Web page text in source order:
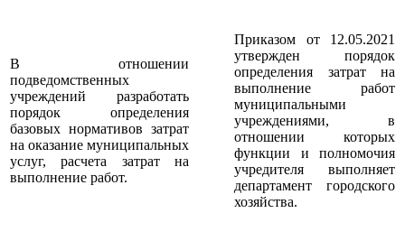
В отношении
подведомственных
учреждений разработать
порядок определения
базовых нормативов затрат
на оказание муниципальных
услуг, расчета затрат на
выполнение работ.
Приказом от 12.05.2021
утвержден порядок
определения затрат на
выполнение работ
муниципальными
учреждениями, в
отношении которых
функции и полномочия
учредителя выполняет
департамент городского
хозяйства.